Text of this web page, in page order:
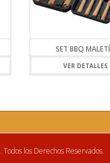
SET BBQ
VER DETALLES
. Todos los Derechos Reservados.